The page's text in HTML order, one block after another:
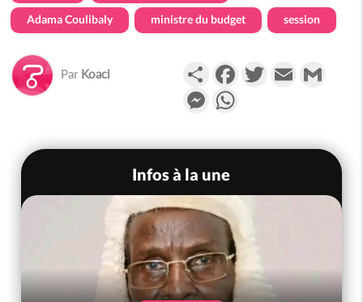
Adama Coulibaly ministre du budget session
Par Koaci PartagerFacebookTwitterEmail
Messenger
Infos à la une